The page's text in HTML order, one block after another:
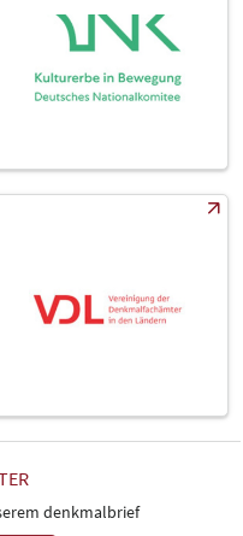
denkmalbrief